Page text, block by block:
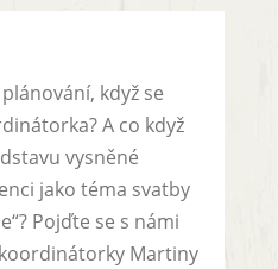
když se
A co když
vysněné
jako téma svatby
Pojďte se s námi
Martiny